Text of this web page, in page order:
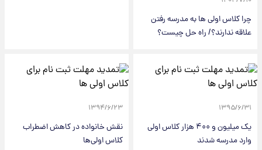
چرا کلاس اولی ها به مدرسه رفتن
علاقه ندارند؟/ راه حل چیست؟
۱۳۹۵/۶/۳۱
یک میلیون و ۴۰۰ هزار کلاس اولی
وارد مدرسه شدند
۱۳۹۴/۶/۲۳
نقش خانواده در کاهش اضطراب
کلاس اولی‌ها